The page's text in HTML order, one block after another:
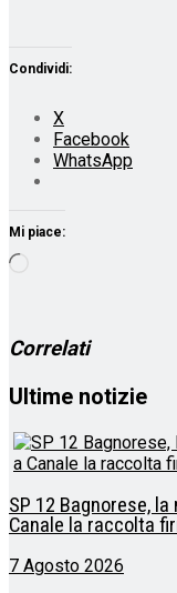
Condividi:
X
Facebook
WhatsApp
Mi piace:
Correlati
Ultime notizie
SP 12 Bagnorese,
Canale la raccolta
7 Agosto 2026